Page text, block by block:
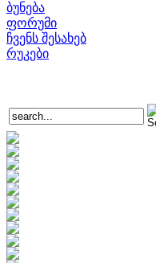
ბუნება
ფორუმი
ჩვენს შესახებ
რუკები